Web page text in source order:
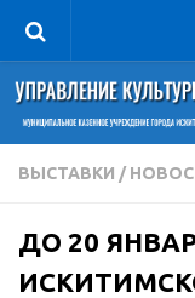
Управление
Руководитель
Сведения об
Книга почета
Фотогалерея
ВЫСТАВКИ /
ДО 20